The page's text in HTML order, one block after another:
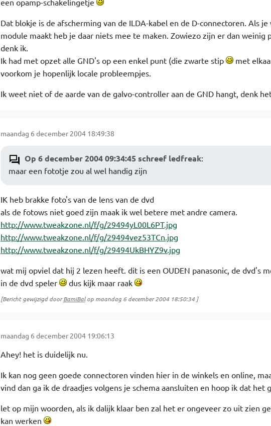
een opamp-schakelingetje
Dat blokje is de afscherming van de ILDA-kabel en de D-connectoren. Als
module maakt heb je daar niets mee te maken. Zowiezo zijn er dan weinig
denk ik.
Ik had met opzet alle GND's op een enkel punt (die zwarte stip
met
voorkom je hopenlijk locale probleempjes.
Ik weet niet of de aarde van de galvo-controller aan de GND hangt, denk
maandag 6 december 2004 18:49:38
Op 6 december 2004 09:34:45 schreef ledfreak:
maar een fototje zou al wel handig zijn
IK heb brakke foto's van de lens van de dvd
als de fotows niet goed zijn maak ik wel betere met andre camera.
http://www.tweakzone.nl/f/g/29494yL00L6PT.jpg
http://www.tweakzone.nl/f/g/29494vez53TCn.jpg
http://www.tweakzone.nl/f/g/29494UkBHYZ9v.jpg
wat mij opviel dat hij 2 lezen heeft. dit is een OUDEN panasonic, de dvd's
in de dvd speler
dus kijk maar raak
[Bericht gewijzigd doorBamiBalop maandag 6 december 2004 18:50:34]
maandag 6 december 2004 19:06:13
Ahey! het is duidelijk nu.
Ik kan nog geen goede connectoren vinden hier in de winkels en online,
vind dan ga ik de draadjes volgens je schema aansluiten en hoop ik dat het
let op mijn woorden, als ik dalijk klaar ben zal het er ongeveer zo uit zien
kan werken